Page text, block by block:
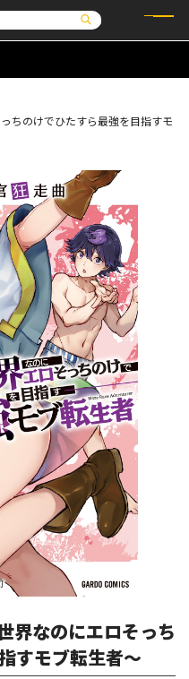
ライトノベル
ロサージュノベルス
通販・NEWS
お問い合わせはこちら
文庫
ベルス
ベルスf
ルス
ド
ちのけでひたすら最強を目指すモ
なのにエロそっち
すモブ転生者～